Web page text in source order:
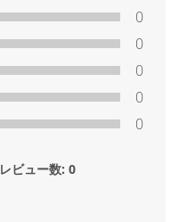
0
0
0
0
0
レビュー数: 0